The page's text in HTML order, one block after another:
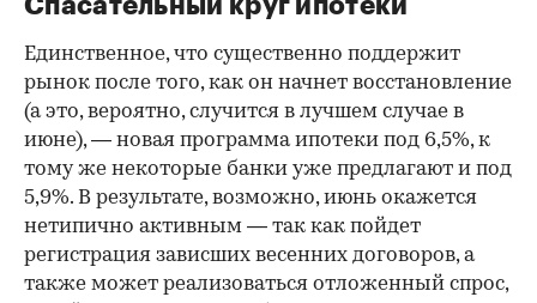
Спасательный круг ипотеки
Единственное, что существенно поддержит
рынок после того, как он начнет восстановление
(а это, вероятно, случится в лучшем случае в
июне), — новая программа ипотеки под 6,5%, к
тому же некоторые банки уже предлагают и под
5,9%. В результате, возможно, июнь окажется
нетипично активным — так как пойдет
регистрация зависших весенних договоров, а
также может реализоваться отложенный спрос,